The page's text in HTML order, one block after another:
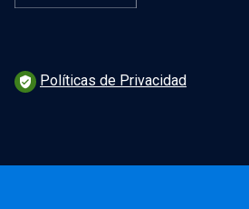
verified_user Políticas de Privacidad